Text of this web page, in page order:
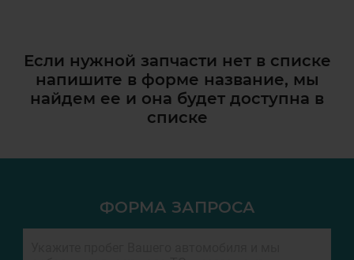
Если нужной запчасти нет в списке
напишите в форме название, мы
найдем ее и она будет доступна в
списке
ФОРМА ЗАПРОСА